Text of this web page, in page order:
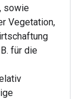
sowie
Vegetation,
für die